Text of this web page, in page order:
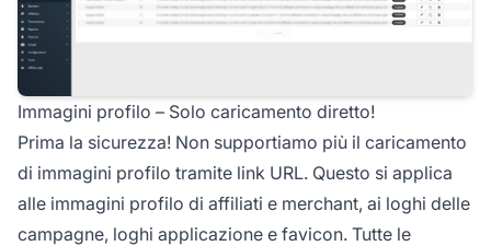
Immagini profilo – Solo caricamento diretto!
Prima la sicurezza! Non supportiamo più il caricamento
di immagini profilo tramite link URL. Questo si applica
alle immagini profilo di affiliati e merchant, ai loghi delle
campagne, loghi applicazione e favicon. Tutte le